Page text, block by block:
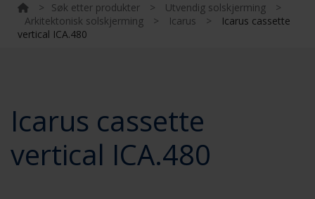
> Søk etter produkter > Utvendig solskjerming
>
Arkitektonisk solskjerming
> Icarus >
Icarus cassette
vertical ICA.480
Icarus cassette
vertical ICA.480